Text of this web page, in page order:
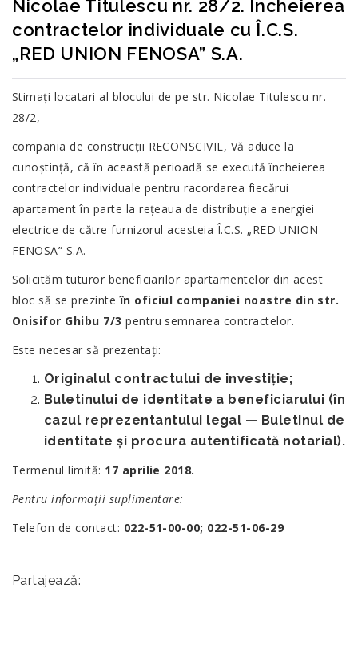
APR.
Nicolae Titulescu nr. 28/2. Încheierea
contractelor individuale cu Î.C.S.
„RED UNION FENOSA” S.A.
Stimați locatari al blocului de pe str. Nicolae Titulescu nr.
28/2,
compania de construcții RECONSCIVIL, Vă aduce la
cunoștință, că în această perioadă se execută încheierea
contractelor individuale pentru racordarea fiecărui
apartament în parte la rețeaua de distribuție a energiei
electrice de către furnizorul acesteia Î.C.S. „RED UNION
FENOSA” S.A.
Solicităm tuturor beneficiarilor apartamentelor din acest
bloc să se prezinteîn oficiul companiei noastre din str.
Onisifor Ghibu 7/3 pentru semnarea contractelor.
Este necesar să prezentați:
Originalul contractului de investiție;
Buletinului de identitate a beneficiarului (în
cazul reprezentantului legal — Buletinul de
identitate și procura autentificată notarial).
Termenul limită: 17 aprilie 2018.
Pentru informații suplimentare:
Telefon de contact: 022-51-00-00; 022-51-06-29
Partajează: